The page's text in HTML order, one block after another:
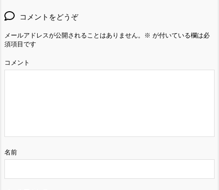
コメントをどうぞ
メールアドレスが公開されることはありません。 ※ が付いている欄は必
須項目です
コメント
名前